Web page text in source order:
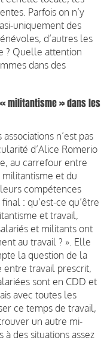
Parfois on n’y
uniquement des
d’autres les
? Quelle attention
dans des
militantisme » dans les
n’est pas
d’Alice Romerio
au carrefour entre
et du
compétences
: qu’est-ce qu’être
et travail,
et militants ont
au travail ? ». Elle
la question de la
entre travail prescrit,
sont en CDD et
avec toutes les
ce temps de travail,
un autre mi-
des situations assez